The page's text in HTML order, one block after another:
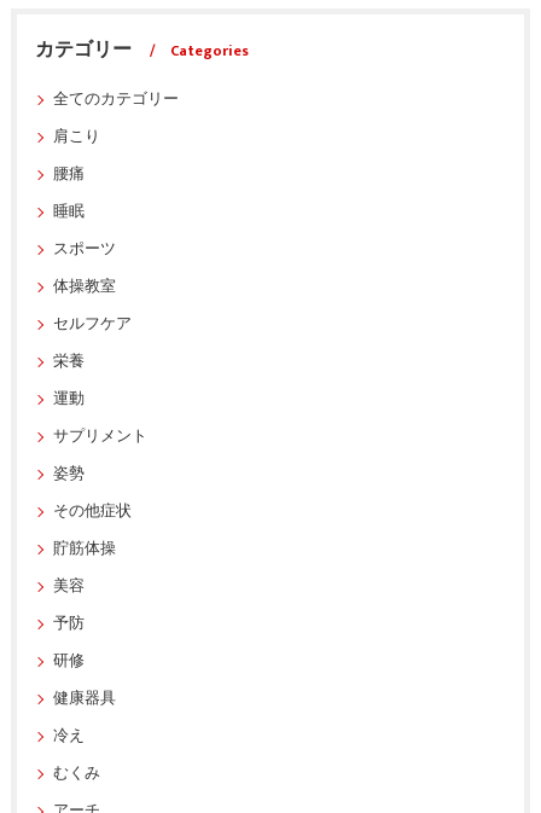
カテゴリー
Categories
全てのカテゴリー
肩こり
腰痛
睡眠
スポーツ
体操教室
セルフケア
栄養
運動
サプリメント
姿勢
その他症状
貯筋体操
美容
予防
研修
健康器具
冷え
むくみ